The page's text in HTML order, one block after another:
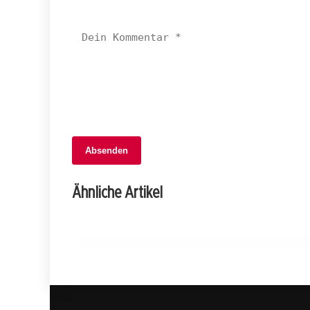
Absenden
Ähnliche Artikel
06. Februar 2026
Fahrzeugbrand auf A7: Technischer